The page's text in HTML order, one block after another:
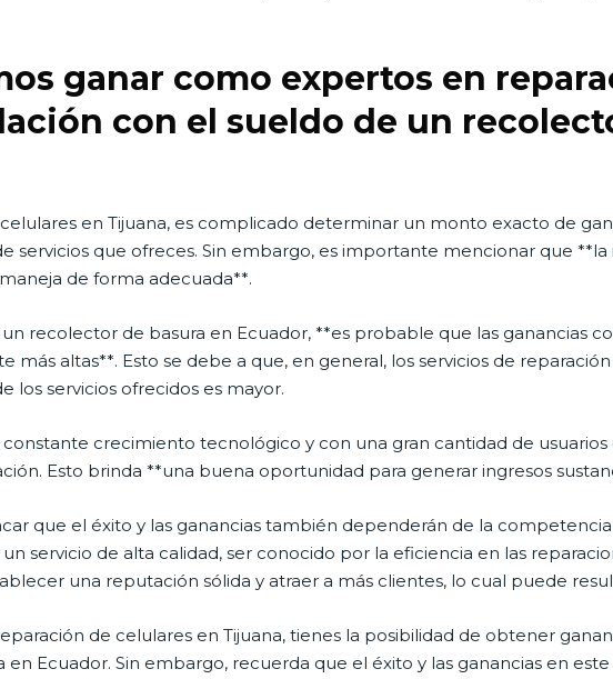
ganar como expertos en
con el sueldo de un
en Tijuana, es complicado determinar un monto exacto de
servicios que ofreces. Sin embargo, es importante mencionar que
de forma adecuada**.
recolector de basura en Ecuador, **es probable que las ganancias
más altas**. Esto se debe a que, en general, los servicios de
los servicios ofrecidos es mayor.
constante crecimiento tecnológico y con una gran cantidad de
Esto brinda **una buena oportunidad para generar ingresos
que el éxito y las ganancias también dependerán de la
servicio de alta calidad, ser conocido por la eficiencia en las
una reputación sólida y atraer a más clientes, lo cual puede
de celulares en Tijuana, tienes la posibilidad de obtener
Ecuador. Sin embargo, recuerda que el éxito y las ganancias en